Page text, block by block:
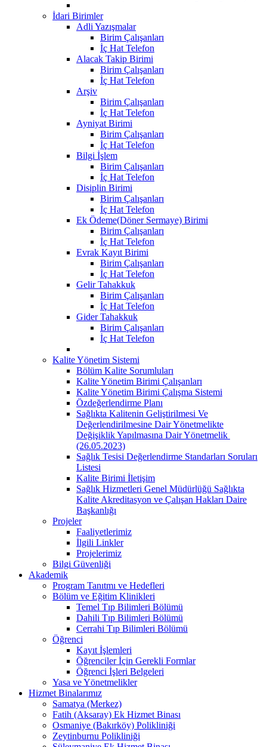
İdari Birimler
Adli Yazışmalar
Birim Çalışanları
İç Hat Telefon
Alacak Takip Birimi
Birim Çalışanları
İç Hat Telefon
Arşiv
Birim Çalışanları
İç Hat Telefon
Ayniyat Birimi
Birim Çalışanları
İç Hat Telefon
Bilgi İşlem
Birim Çalışanları
İç Hat Telefon
Disiplin Birimi
Birim Çalışanları
İç Hat Telefon
Ek Ödeme(Döner Sermaye) Birimi
Birim Çalışanları
İç Hat Telefon
Evrak Kayıt Birimi
Birim Çalışanları
İç Hat Telefon
Gelir Tahakkuk
Birim Çalışanları
İç Hat Telefon
Gider Tahakkuk
Birim Çalışanları
İç Hat Telefon
Kalite Yönetim Sistemi
Bölüm Kalite Sorumluları
Kalite Yönetim Birimi Çalışanları
Kalite Yönetim Birimi Çalışma Sistemi
Özdeğerlendirme Planı
Sağlıkta Kalitenin Geliştirilmesi Ve
Değerlendirilmesine Dair Yönetmelikte
Değişiklik Yapılmasına Dair Yönetmelik ​
(26.05.2023)
Sağlık Tesisi Değerlendirme Standarları Soruları
Listesi
Kalite Birimi İletişim
Sağlık Hizmetleri Genel Müdürlüğü Sağlıkta
Kalite Akreditasyon ve Çalışan Hakları Daire
Başkanlığı
Projeler
Faaliyetlerimiz
İlgili Linkler
Projelerimiz
Bilgi Güvenliği
Akademik
Program Tanıtmı ve Hedefleri
Bölüm ve Eğitim Klinikleri
Temel Tıp Bilimleri Bölümü
Dahili Tıp Bilimleri Bölümü
Cerrahi Tıp Bilimleri Bölümü
Öğrenci
Kayıt İşlemleri
Öğrenciler İçin Gerekli Formlar
Öğrenci İşleri Belgeleri
Yasa ve Yönetmelikler
Hizmet Binalarımız
Samatya (Merkez)
Fatih (Aksaray) Ek Hizmet Binası
Osmaniye (Bakırköy) Polikliniği
Zeytinburnu Polikliniği